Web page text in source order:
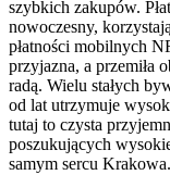
szybkich zakupów.
nowoczesny,
płatności mobilnych
przyjazna, a przemiła
radą. Wielu stałych
od lat utrzymuje
tutaj to czysta
poszukujących
samym sercu Krakowa.